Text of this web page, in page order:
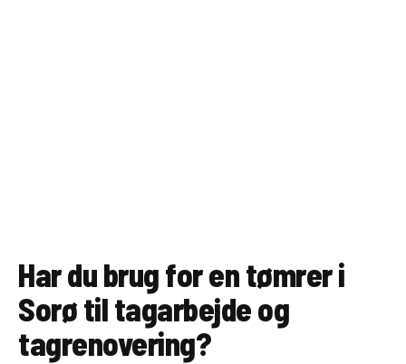
Har du brug for en tømrer i
Sorø til tagarbejde og
tagrenovering?